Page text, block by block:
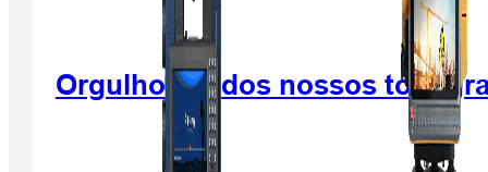
Orgulhosos dos nossos